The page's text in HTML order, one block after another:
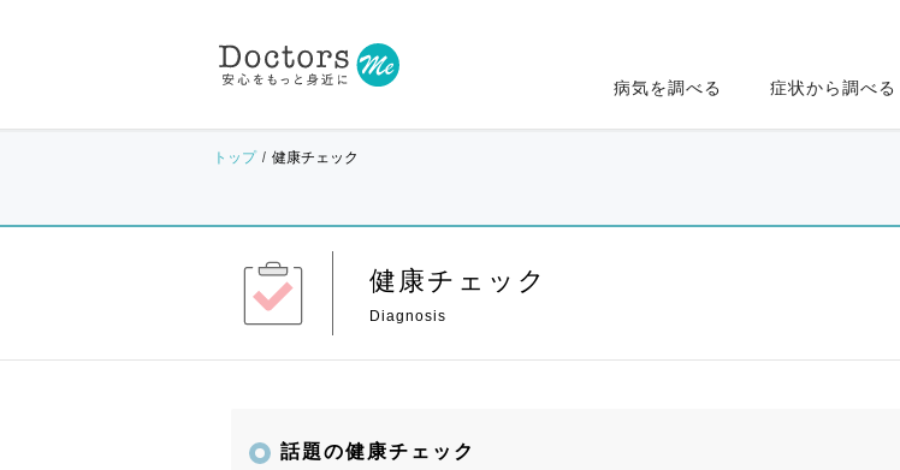
病気を調べる 症状から調べる
トップ 健康チェック
健康チェック
話題の健康チェック